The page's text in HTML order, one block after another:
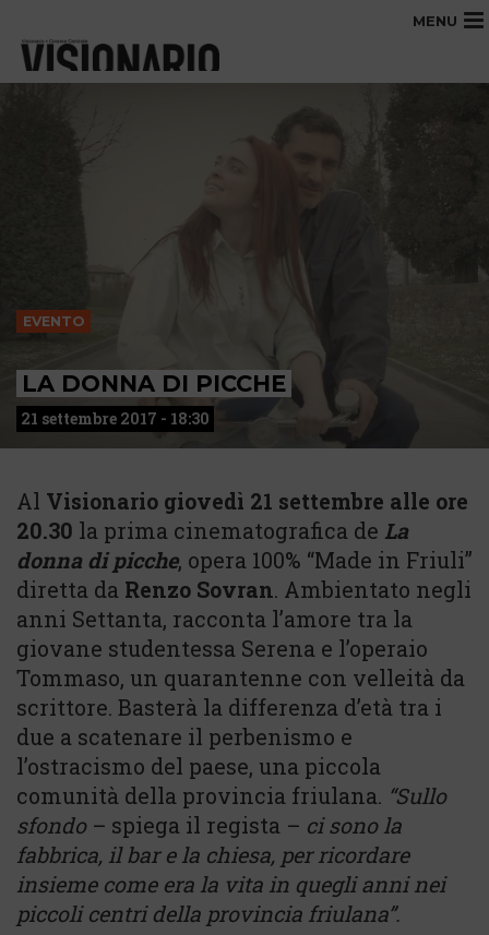
MENU
EVENTO
LA DONNA DI PICCHE
21 settembre 2017 - 18:30
Al Visionario giovedì 21 settembre alle ore
20.30 la prima cinematografica de La
donna di picche, opera 100% “Made in Friuli”
diretta da Renzo Sovran. Ambientato negli
anni Settanta, racconta l’amore tra la
giovane studentessa Serena e l’operaio
Tommaso, un quarantenne con velleità da
scrittore. Basterà la differenza d’età tra i
due a scatenare il perbenismo e
l’ostracismo del paese, una piccola
comunità della provincia friulana. “Sullo
sfondo– spiega il regista – ci sono la
fabbrica, il bar e la chiesa, per ricordare
insieme come era la vita in quegli anni nei
piccoli centri della provincia friulana”.